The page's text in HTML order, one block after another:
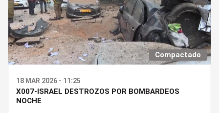
Compactado
18 MAR 2026 - 11:25
X007-ISRAEL DESTROZOS POR BOMBARDEOS
NOCHE